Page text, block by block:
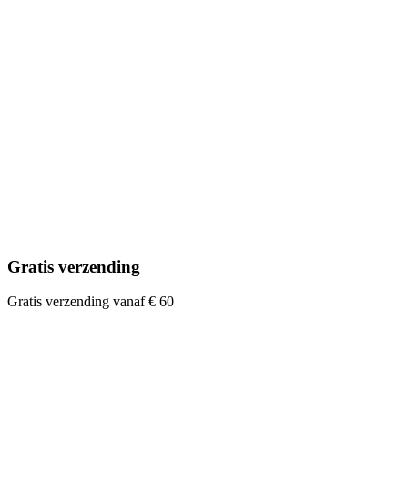
Gratis verzending
Gratis verzending vanaf € 60